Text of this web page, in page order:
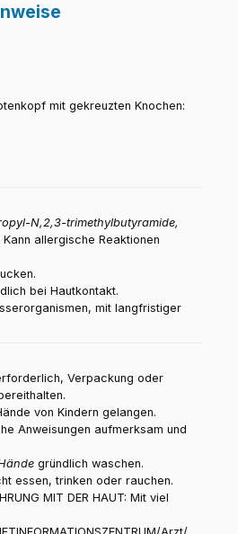
mit gekreuzten Knochen:
N,2,3-trimethylbutyramide,
Kann allergische Reaktionen
bei Hautkontakt.
mit langfristiger
Verpackung oder
von Kindern gelangen.
Anweisungen aufmerksam und
gründlich waschen.
essen, trinken oder rauchen.
MIT DER HAUT: Mit viel